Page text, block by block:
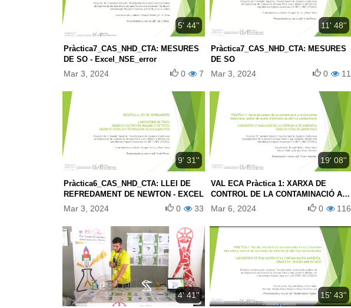
5' 44''
Pràctica7_CAS_NHD_CTA: MESURES
DE SO - Excel_NSE_error
Mar 3, 2024 7
0
11' 48''
Pràctica7_CAS_NHD_CTA: MESURES
DE SO
Mar 3, 2024 11
0
9' 31''
Pràctica6_CAS_NHD_CTA: LLEI DE
REFREDAMENT DE NEWTON - EXCEL
Mar 3, 2024 33
0
19' 08''
VAL ECA Pràctica 1: XARXA DE
CONTROL DE LA CONTAMINACIÓ A
LA COMUNITAT VALENCIANA:
ANÀLISI DE NIVELLS D’IMMISSIÓ DE
DISTINTS CONTAMINANTS
Mar 6, 2024 116
0
4' 41'' 15' 43''